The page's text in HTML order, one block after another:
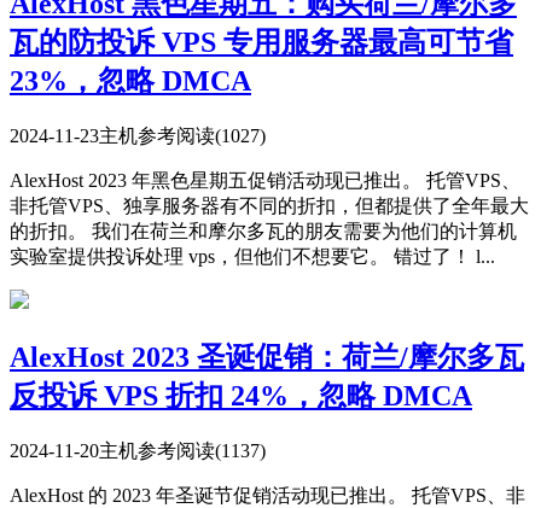
瓦的防投诉 VPS 专用服务器最高可节省
23%，忽略 DMCA
2024-11-23主机参考阅读(1027)
AlexHost 2023 年黑色星期五促销活动现已推出。 托管VPS、
非托管VPS、独享服务器有不同的折扣，但都提供了全年最大
的折扣。 我们在荷兰和摩尔多瓦的朋友需要为他们的计算机
实验室提供投诉处理 vps，但他们不想要它。 错过了！ l...
AlexHost 2023 圣诞促销：荷兰/摩尔多瓦
反投诉 VPS 折扣 24%，忽略 DMCA
2024-11-20主机参考阅读(1137)
AlexHost 的 2023 年圣诞节促销活动现已推出。 托管VPS、非